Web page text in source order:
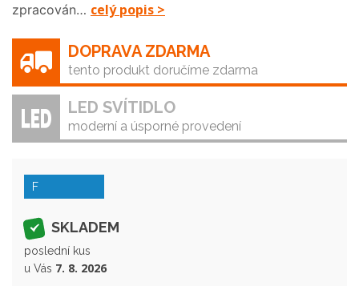
zpracován… celý popis >
DOPRAVA ZDARMA
tento produkt doručíme zdarma
LED SVÍTIDLO
moderní a úsporné provedení
F
SKLADEM
poslední kus
u Vás 7. 8. 2026